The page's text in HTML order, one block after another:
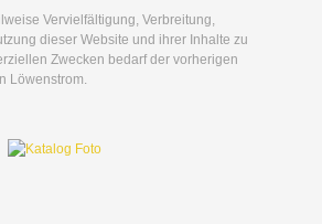
Vervielfältigung, Verbreitung,
dieser Website und ihrer Inhalte zu
Zwecken bedarf der vorherigen
Löwenstrom.